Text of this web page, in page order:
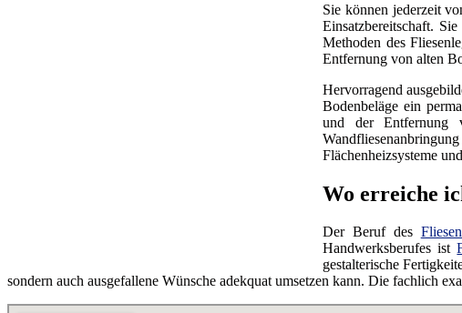
Sie können jederzeit
Einsatzbereitschaft.
Methoden des
Entfernung von alten
Hervorragend
Bodenbeläge ein
und der Entfernung
Flächenheizsysteme
Wo erreiche
Der Beruf des
Handwerksberufes ist
gestalterische
sondern auch ausgefallene Wünsche adekquat umsetzen kann. Die fachlich